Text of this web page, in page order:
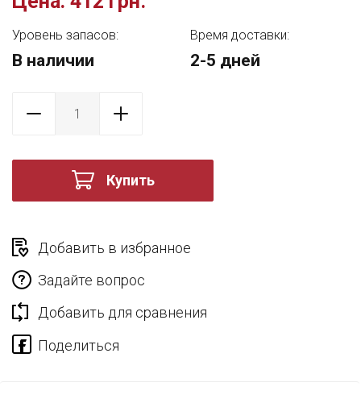
Уровень запасов:
В наличии
Время доставки:
2-5 дней
Купить
Добавить в избранное
Задайте вопрос
Добавить для сравнения